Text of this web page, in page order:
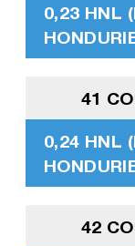
0,23 HNL
41
0,24 HNL
42